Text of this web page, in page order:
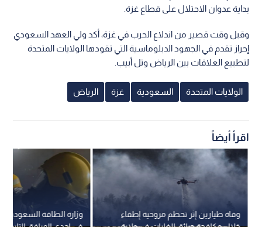
بداية عدوان الاحتلال على قطاع غزة.
وقبل وقت قصير من اندلاع الحرب في غزة، أكد ولي العهد السعودي
إحراز تقدم في الجهود الدبلوماسية التي تقودها الولايات المتحدة
لتطبيع العلاقات بين الرياض وتل أبيب.
الولايات المتحدة السعودية غزة الرياض
اقرأ أيضاً
وزارة الطاقة السعودية:
وفاة طيارين إثر تحطم مروحية إطفاء